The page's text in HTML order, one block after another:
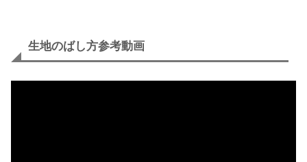
生地のばし方参考動画